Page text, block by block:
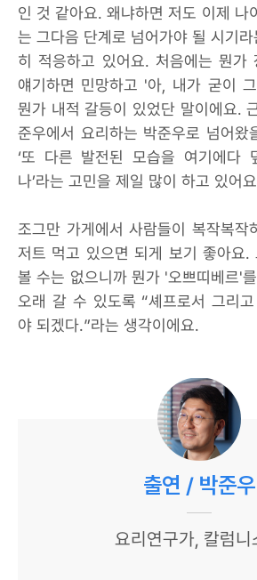
인 것 같아요. 왜냐하면 저도 이제 나
는 그다음 단계로 넘어가야 될 시기
히 적응하고 있어요. 처음에는 뭔가
얘기하면 민망하고 '아, 내가 굳이
뭔가 내적 갈등이 있었단 말이에요.
준우에서 요리하는 박준우로 넘어왔
‘또 다른 발전된 모습을 여기에다
나’라는 고민을 제일 많이 하고 있어
조그만 가게에서 사람들이 복작복작
저트 먹고 있으면 되게 보기 좋아요.
볼 수는 없으니까 뭔가 '오쁘띠베르'
오래 갈 수 있도록 “셰프로서 그리
야 되겠다.”라는 생각이에요.
출연 / 박준우
요리연구가, 칼럼니